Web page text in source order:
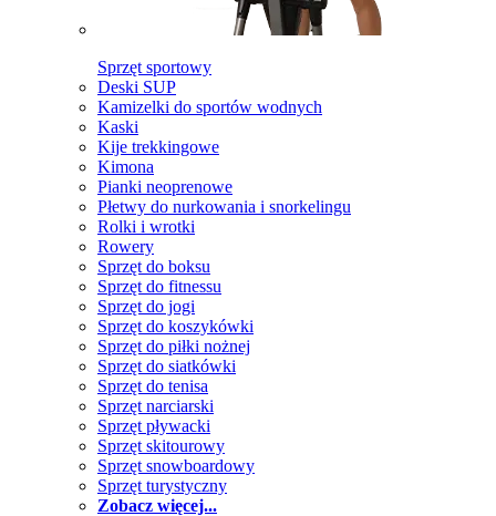
Sprzęt sportowy
Deski SUP
Kamizelki do sportów wodnych
Kaski
Kije trekkingowe
Kimona
Pianki neoprenowe
Płetwy do nurkowania i snorkelingu
Rolki i wrotki
Rowery
Sprzęt do boksu
Sprzęt do fitnessu
Sprzęt do jogi
Sprzęt do koszykówki
Sprzęt do piłki nożnej
Sprzęt do siatkówki
Sprzęt do tenisa
Sprzęt narciarski
Sprzęt pływacki
Sprzęt skitourowy
Sprzęt snowboardowy
Sprzęt turystyczny
Zobacz więcej...